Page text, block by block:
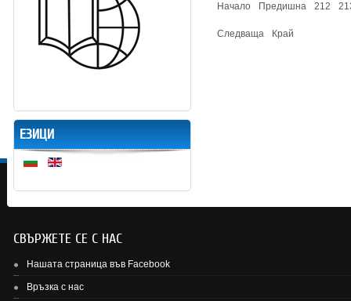
Начало Предишна 212
Следваща Край
ЕЗИЦИ
СВЪРЖЕТЕ СЕ С НАС
Нашата страница във Facebook
Връзка с нас